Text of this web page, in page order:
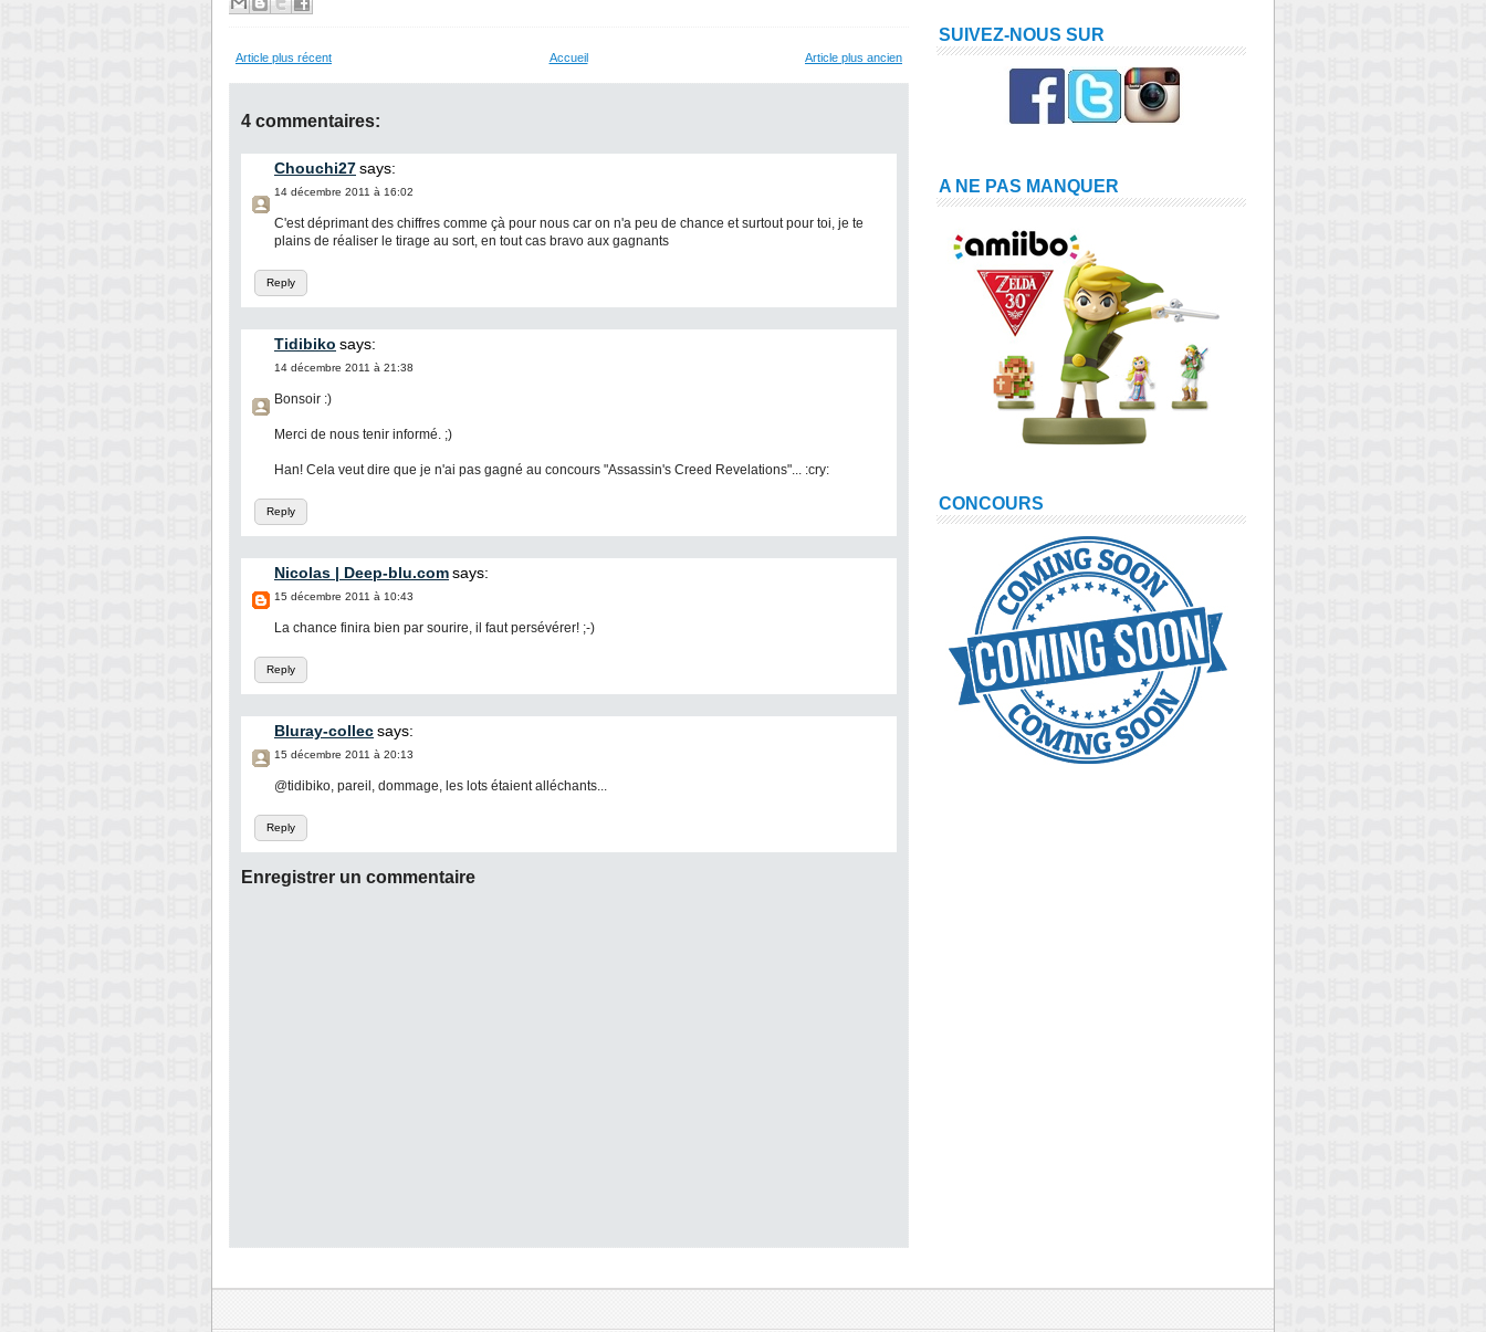
Article plus récent Article plus ancien
Accueil
4 commentaires:
Chouchi27says:
14 décembre 2011 à 16:02
Reply
C'est déprimant des chiffres comme çà pour nous car on n'a peu de chance et surtout pour toi, je te
plains de réaliser le tirage au sort, en tout cas bravo aux gagnants
Tidibiko says:
14 décembre 2011 à 21:38
Reply
Bonsoir :)
Merci de nous tenir informé. ;)
Han! Cela veut dire que je n'ai pas gagné au concours "Assassin's Creed Revelations"... :cry:
Nicolas | Deep-blu.comsays:
15 décembre 2011 à 10:43
Reply
La chance finira bien par sourire, il faut persévérer! ;-)
Bluray-collecsays:
15 décembre 2011 à 20:13
Reply
@tidibiko, pareil, dommage, les lots étaient alléchants...
Enregistrer un commentaire
SUIVEZ-NOUS SUR
A NE PAS MANQUER
CONCOURS